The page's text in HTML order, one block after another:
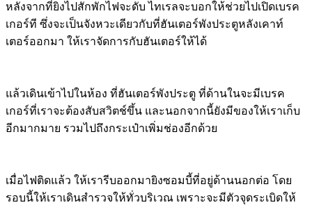
หลังจากที่ยิงไปสักพักไฟจะดับ ไทเรลจะบอกให้ช่วยไปเปิดเบรค
เกอร์ที ซึ่งจะเป็นจังหวะเดียวกับที่ฮันเตอร์พังประตูหลังเคาท์
เตอร์ออกมา ให้เราจัดการกับฮันเตอร์ให้ได้
แล้วเดินเข้าไปในห้อง ที่ฮันเตอร์พังประตู ที่ด้านในจะมีเบรค
เกอร์ที่เราจะต้องสับสวิตช์ขึ้น และนอกจากนี้ยังมีของให้เราเก็บ
อีกมากมาย รวมไปถึงกระเป๋าเพิ่มช่องอีกด้วย
เมื่อไฟติดแล้ว ให้เรารีบออกมายิงซอมบี้ที่อยู่ด้านนอกต่อ โดย
รอบนี้ให้เราเดินสำรวจให้ทั่วบริเวณ เพราะจะมีตัวจุดระเบิดให้